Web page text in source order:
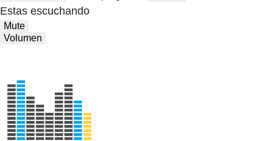
Estas escuchando
Mute
Volumen